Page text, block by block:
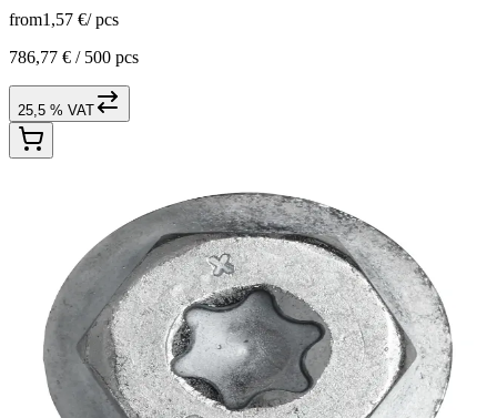
from1,57 €/ pcs
786,77 € / 500 pcs
25,5 % VAT